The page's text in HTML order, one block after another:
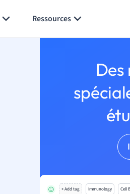
Ressources
+ Add tag Immunology Cell